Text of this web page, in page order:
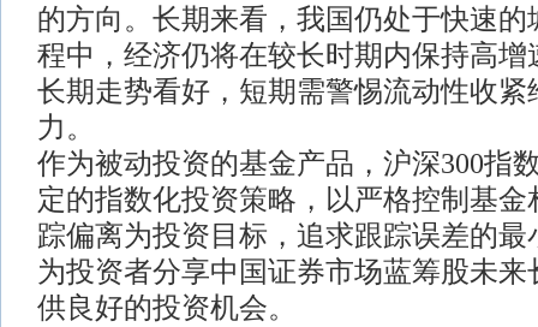
的方向。长期来看，我国仍处于快速的
程中，经济仍将在较长时期内保持高增
长期走势看好，短期需警惕流动性收紧
力。
作为被动投资的基金产品，沪深300指
定的指数化投资策略，以严格控制基
踪偏离为投资目标，追求跟踪误差的最
为投资者分享中国证券市场蓝筹股未
供良好的投资机会。